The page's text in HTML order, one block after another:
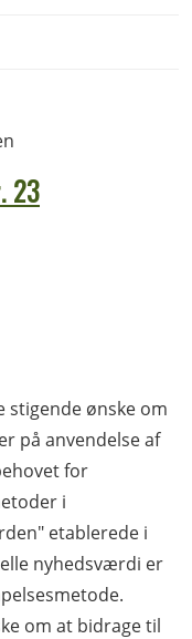
23
stigende ønske om
på anvendelse af
for
i
etablerede i
nyhedsværdi er
om at bidrage til